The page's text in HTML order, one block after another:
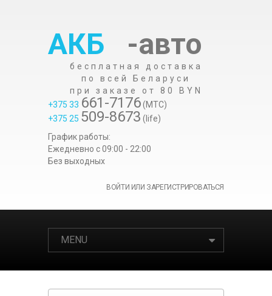
АКБ -авто
бесплатная доставка
по всей Беларуси
при заказе от 80 BYN
+375 33 661-7176(МТС)
+375 25 509-8673 (life)
График работы:
Ежедневно c 09:00 - 22:00
Без выходных
ВОЙТИ ИЛИ ЗАРЕГИСТРИРОВАТЬСЯ
MENU